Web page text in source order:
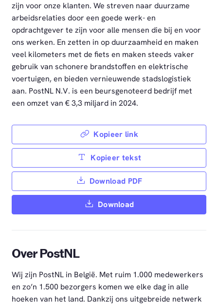
zijn voor onze klanten. We streven naar duurzame
arbeidsrelaties door een goede werk- en
opdrachtgever te zijn voor alle mensen die bij en voor
ons werken. En zetten in op duurzaamheid en maken
veel kilometers met de fiets en maken steeds vaker
gebruik van schonere brandstoffen en elektrische
voertuigen, en bieden vernieuwende stadslogistiek
aan. PostNL N.V. is een beursgenoteerd bedrijf met
een omzet van € 3,3 miljard in 2024.
Kopieer link
Kopieer tekst
Download PDF
Download
Over PostNL
Wij zijn PostNL in België. Met ruim 1.000 medewerkers
en zo’n 1.500 bezorgers komen we elke dag in alle
hoeken van het land. Dankzij ons uitgebreide netwerk